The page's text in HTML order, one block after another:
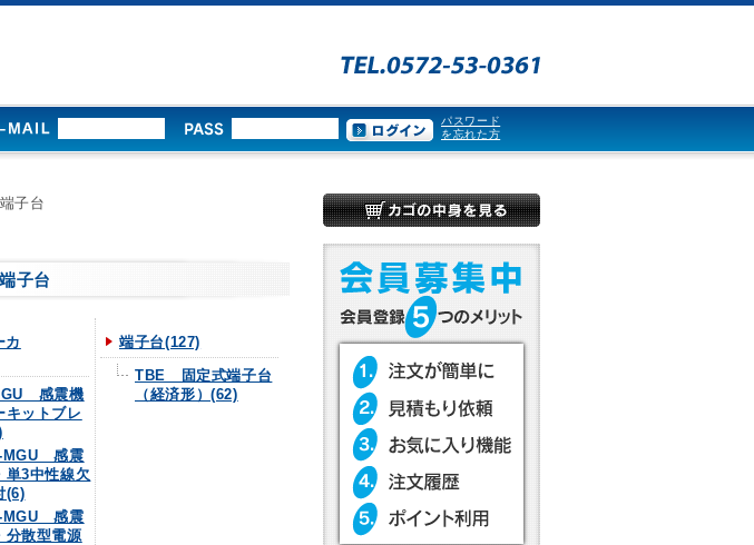
パスワード
を忘れた方
子台
子台
カ
感震機
キットブレ
MGU 感震
単3中性線欠
(6)
MGU 感震
分散型電源
端子台(127)
TBE 固定式端子台
（経済形）(62)